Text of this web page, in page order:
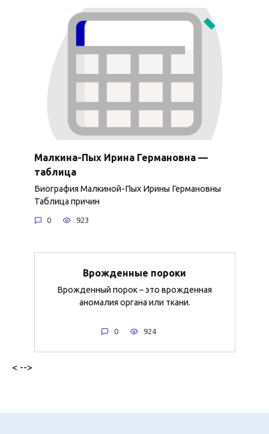
Малкина-Пых Ирина Германовна —
таблица
Биография Малкиной-Пых Ирины Германовны
Таблица причин
0 923
Врожденные пороки
Врожденный порок – это врожденная
аномалия органа или ткани.
0 924
< -->